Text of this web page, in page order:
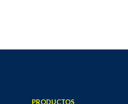
PRODUCTOS